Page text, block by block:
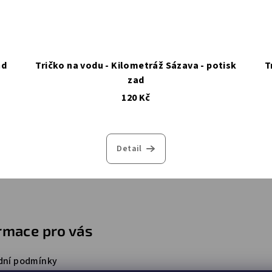
Tričko na vodu - Kilometráž Sázava - potisk
zad
120 Kč
Detail
pro vás
podmínky